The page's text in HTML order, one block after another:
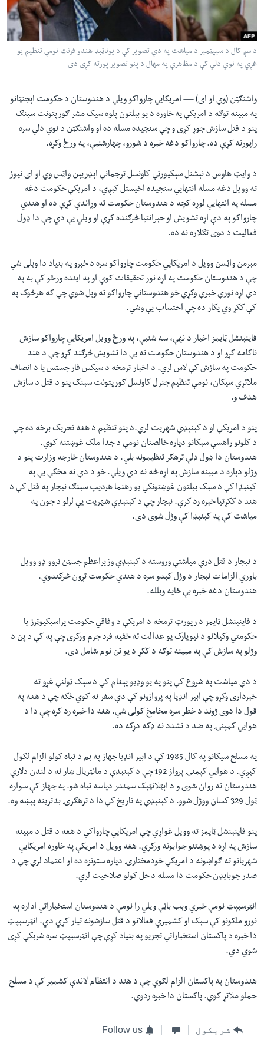
مخکې
مرکزي
لټون
واوړئ
اداریه
Learning English
ژبې
د سږ کال د سېپټمبر د میاشت په دې تصویر کې د یوناټېډ هندو فرنټ نومې تنظیم یو
غړي په نوي دلي کې د مظاهرې په مهال د پنو تصویر پورته کړی دی
واشنګټن (وي او ای) — امریکايي چارواکو ویلي د هندوستان د حکومت اېجنټانو
په مبینه توګه د امریکې په خاوره د یو بېلتون پلوه سیک مشر ګورپتونت سېنګ
پنو د قتل سازش جوړ کړی و چې سنجیده مسله ده او واشنګټن د نوي دلي سره
راپورته کړې ده. چارواکو دغه خبره د شورو، چهارشنبې، په ورځ وکړه.
د وایټ هاوس د نېشنل سېکیورټي کاونسل ترجمانې اېډریېن واټس وي او ای نیوز
ته وویل دغه مسله انتهايي سنجیده اخیستل کېږي، د امریکې حکومت دغه
مسله په انتهايي لوړه کچه د هندوستان حکومت ته وړاندې کړې ده او هندي
چارواکو په دې اړه تشویش او حېرانتیا څرګنده کړې او ویلي يې دي چې دا ډول
فعالیت د دوی تګلاره نه ده.
مېرمن واټسن وویل د امریکايي حکومت چارواکو سره د خبرو په بنیاد دا وېلی شي
چې د هندوستان حکومت په اړه نور تحقیقات کوي او په اینده ورځو کې به په
دې اړه نورې خبرې وکړي خو هندوستاني چارواکو ته وېل شوي چې که هرڅوک په
کې ککړ وي پکار ده چې احتساب یې وشي.
فاینېنشل ټایمز اخبار د نهې، سه شنبې، په ورځ وویل امریکايي چارواکو سازش
ناکامه کړو او د هندوستان حکومت ته یې دا تشویش څرګند کړو چې د هند
حکومت په سازش کې لاس لري. د اخبار ترمخه د سیکس فار جسټس یا د انصاف
ملاتړي سیکان، نومې تنظیم جنرل کاونسل ګورپتونت سېنګ پنو د قتل د سازش
هدف و.
پنو د امریکې او د کېنېډې شهریت لري.د پنو تنظیم د هغه تحریک برخه ده چې
د کلونو راهسې سېکانو دپاره خالصتان نومې د جدا ملک غوښتنه کوي.
هندوستان دا ډول ډلې ترهګر تنظیمونه بلي. د هندوستان خارجه وزارت پنو د
وژلو دپاره د مبینه سازش په اړه څه نه دي ویلي. خو د دې نه مخکې یې په
کېنېډا کې د سېک بېلتون غوښتونکي یو رهنما هردیپ سېنګ نېجار په قتل کې د
هند د ککړتیا خبره رد کړې. نېجار چې د کېنېډې شهریت یې لرلو د جون په
میاشت کې په کېنېډا کې وژل شوی دی.
د نېجار د قتل درې میاشتې وروسته د کېنېډې وزیراعظم جسټن ټروو ډو وویل
باوري الزامات نېجار د وژل کېدو سره د هندي حکومت تړون څرګندوي.
هندوستان دغه خبره بې ځایه وبلله.
د فاینېنشل ټایمز د رپورټ ترمخه د امریکې د وفاقي حکومت پراسېکیوټرز یا
حکومتي وکیلانو د نیویارک یو عدالت ته خفیه فرد جرم ورکړی چې په کې د پن د
وژلو په سازش کې په مبینه توګه د ککړ د یو تن نوم شامل دی.
د دې میاشت په شروع کې پنو په یو وډیو پېغام کې د سېک ټولنې غړو ته
خبرداری وکړو چې اېیر انډیا په پروازونو کې دې سفر نه کوي ځکه چې د هغه په
قول دا دوی ژوند د خطر سره مخامخ کولی شي. هغه دا خبره رد کړه چې دا د
هوايي کمپنۍ په ضد د تشدد نه ډکه دړکه ده.
په مسلح سیکانو په کال 1985 کې د اېیر انډیا جهاز په بم د تباه کولو الزام لګول
کېږي. د هوايي کپمنۍ پرواز 192 چې د کېنېډې د مانټریال ښار نه د لندن دلارې
هندوستان ته روان شوی و د اېټلانټېک سمندر دپاسه تباه شو. په جهاز کې سواره
ټول 329 کسان ووژل شوو. د کېنېډې په تاریخ کې دا د ترهګرۍ بدترینه پېښه وه.
پنو فاینېنشل ټایمز ته وویل غواړي چې امریکايي چارواکي د هغه د قتل د مبینه
سازش په اړه د پوښتنو جوابونه ورکړي. هغه وویل د امریکې په خاوره امریکايي
شهریانو ته ګواښونه د امریکې خودمختارۍ دپاره ستونزه ده او اعتماد لري چې د
صدر جوبایډن حکومت دا مسله د حل کولو صلاحیت لري.
انټرسېپټ نومې خبري وېب باڼې ویلي را نومې د هندوستان استخباراتي اداره په
نورو ملکونو کې سېک او کشمیري فعالانو د قتل سازشونه تیار کړي دي. انټرسېپټ
دا خبره د پاکستان استخباراتي تجزیو په بنیاد کړې چې انټرسېپټ سره شرېکې کړی
شوي دي.
هندوستان په پاکستان الزام لګوي چې د هند د انتظام لاندې کشمیر کې د مسلح
حملو ملاتړ کوي. پاکستان دا خبره ردوي.
شریکول Follow us